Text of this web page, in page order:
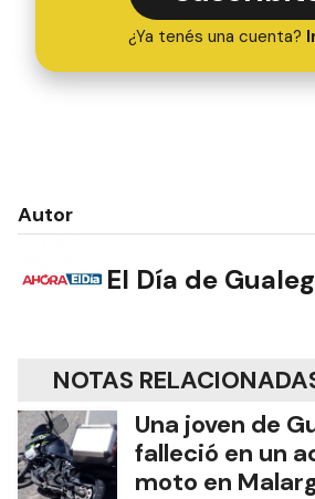
¿Ya tenés una cuenta?
Autor
El Día de
NOTAS
Una joven de
falleció en un
moto en